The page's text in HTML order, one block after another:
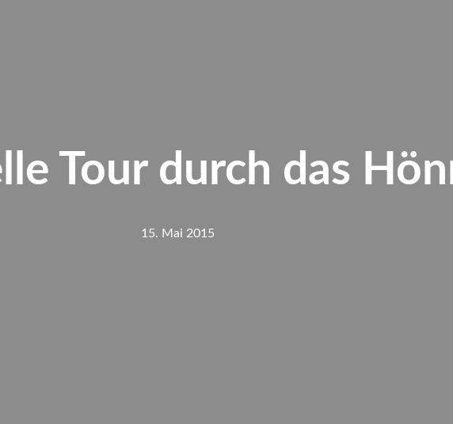
Tour durch das
15. Mai 2015